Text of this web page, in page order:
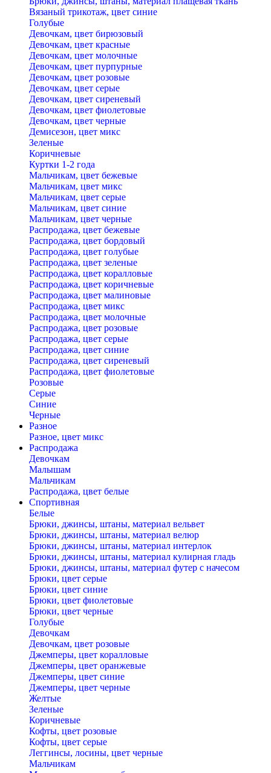
Вязаный трикотаж, цвет синие
Голубые
Девочкам, цвет бирюзовый
Девочкам, цвет красные
Девочкам, цвет молочные
Девочкам, цвет пурпурные
Девочкам, цвет розовые
Девочкам, цвет серые
Девочкам, цвет сиреневый
Девочкам, цвет фиолетовые
Девочкам, цвет черные
Демисезон, цвет микс
Зеленые
Коричневые
Куртки 1-2 года
Мальчикам, цвет бежевые
Мальчикам, цвет микс
Мальчикам, цвет серые
Мальчикам, цвет синие
Мальчикам, цвет черные
Распродажа, цвет бежевые
Распродажа, цвет бордовый
Распродажа, цвет голубые
Распродажа, цвет зеленые
Распродажа, цвет коралловые
Распродажа, цвет коричневые
Распродажа, цвет малиновые
Распродажа, цвет микс
Распродажа, цвет молочные
Распродажа, цвет розовые
Распродажа, цвет серые
Распродажа, цвет синие
Распродажа, цвет сиреневый
Распродажа, цвет фиолетовые
Розовые
Серые
Синие
Черные
Разное
Разное, цвет микс
Распродажа
Девочкам
Малышам
Мальчикам
Распродажа, цвет белые
Спортивная
Белые
Брюки, джинсы, штаны, материал вельвет
Брюки, джинсы, штаны, материал велюр
Брюки, джинсы, штаны, материал интерлок
Брюки, джинсы, штаны, материал кулирная гладь
Брюки, джинсы, штаны, материал футер с начесом
Брюки, цвет серые
Брюки, цвет синие
Брюки, цвет фиолетовые
Брюки, цвет черные
Голубые
Девочкам
Девочкам, цвет розовые
Джемперы, цвет коралловые
Джемперы, цвет оранжевые
Джемперы, цвет синие
Джемперы, цвет черные
Желтые
Зеленые
Коричневые
Кофты, цвет розовые
Кофты, цвет серые
Леггинсы, лосины, цвет черные
Мальчикам